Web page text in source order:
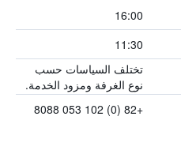
16:00
11:30
تختلف السياسات حسب
نوع الغرفة ومزود الخدمة.
+82 (0) 102 053 8088